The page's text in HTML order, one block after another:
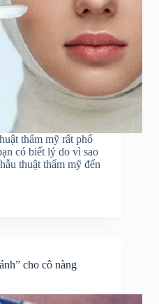
thẩm mỹ rất phổ
có biết lý do vì sao
thuật thẩm mỹ đến
cho cô nàng